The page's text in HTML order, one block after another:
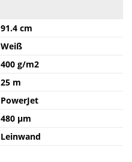
91.4 cm
Weiß
400 g/m2
25 m
PowerJet
480 µm
Leinwand